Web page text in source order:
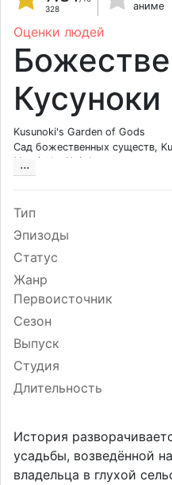
328
аниме
Оценки людей
Кусуноки
Kusunoki's Garden of Gods
Сад божественных существ,
···
Тип
Эпизоды
Статус
Жанр
Первоисточник
Сезон
Выпуск
Студия
Длительность
История
усадьбы, возведённой
владельца в глухой